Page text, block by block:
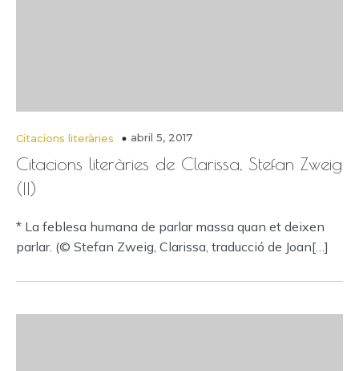
Citacions literàries abril 5, 2017
Citacions literàries de Clarissa, Stefan Zweig
(II)
* La feblesa humana de parlar massa quan et deixen
parlar. (© Stefan Zweig, Clarissa, traducció de Joan[…]